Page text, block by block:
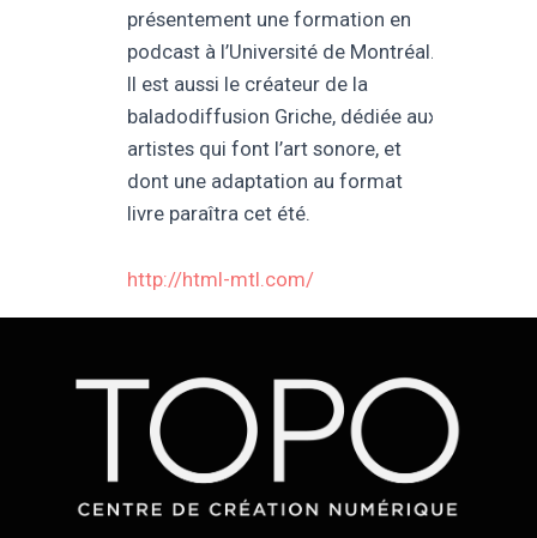
présentement une formation en
podcast à l’Université de Montréal.
Il est aussi le créateur de la
baladodiffusion Griche, dédiée aux
artistes qui font l’art sonore, et
dont une adaptation au format
livre paraîtra cet été.
http://html-mtl.com/